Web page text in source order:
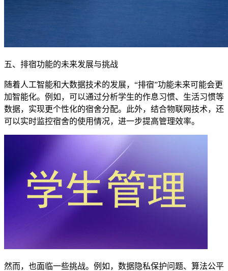
五、排宿功能的未来发展与挑战
随着人工智能和大数据技术的发展，“排宿”功能未来可能会更
加智能化。例如，可以通过分析学生的作息习惯、生活习惯等
数据，实现更个性化的宿舍分配。此外，结合物联网技术，还
可以实时监控宿舍的使用情况，进一步提高管理效率。
然而，也面临一些挑战。例如，数据隐私保护问题、算法公平